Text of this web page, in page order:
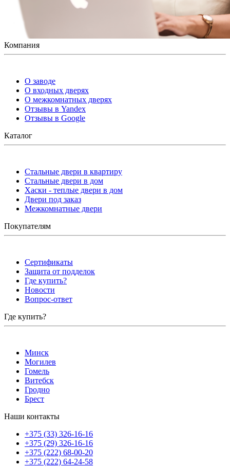
Компания
О заводе
О входных дверях
О межкомнатных дверях
Отзывы в Yandex
Отзывы в Google
Каталог
Стальные двери в квартиру
Стальные двери в дом
Хаски - теплые двери в дом
Двери под заказ
Межкомнатные двери
Покупателям
Сертификаты
Защита от подделок
Где купить?
Новости
Вопрос-ответ
Где купить?
Минск
Могилев
Гомель
Витебск
Гродно
Брест
Наши контакты
+375 (33) 326-16-16
+375 (29) 326-16-16
+375 (222) 68-00-20
+375 (222) 64-24-58